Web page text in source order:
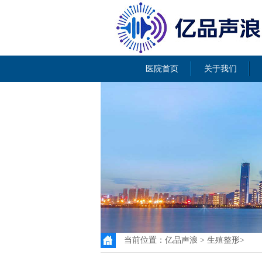
医院首页 关于我们
当前位置： 亿品声浪 > 生殖整形>